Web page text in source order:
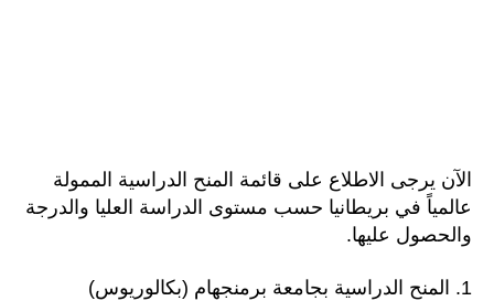
الآن يرجى الاطلاع على قائمة المنح الدراسية الممولة
عالمياً في بريطانيا حسب مستوى الدراسة العليا والدرجة
والحصول عليها.
المنح الدراسية بجامعة برمنجهام (بكالوريوس)